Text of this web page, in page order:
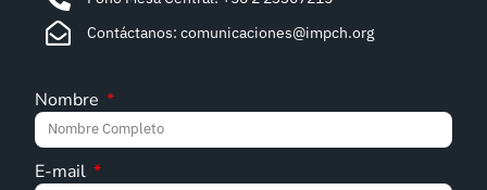
Contáctanos: comunicaciones@impch.org
Nombre
E-mail